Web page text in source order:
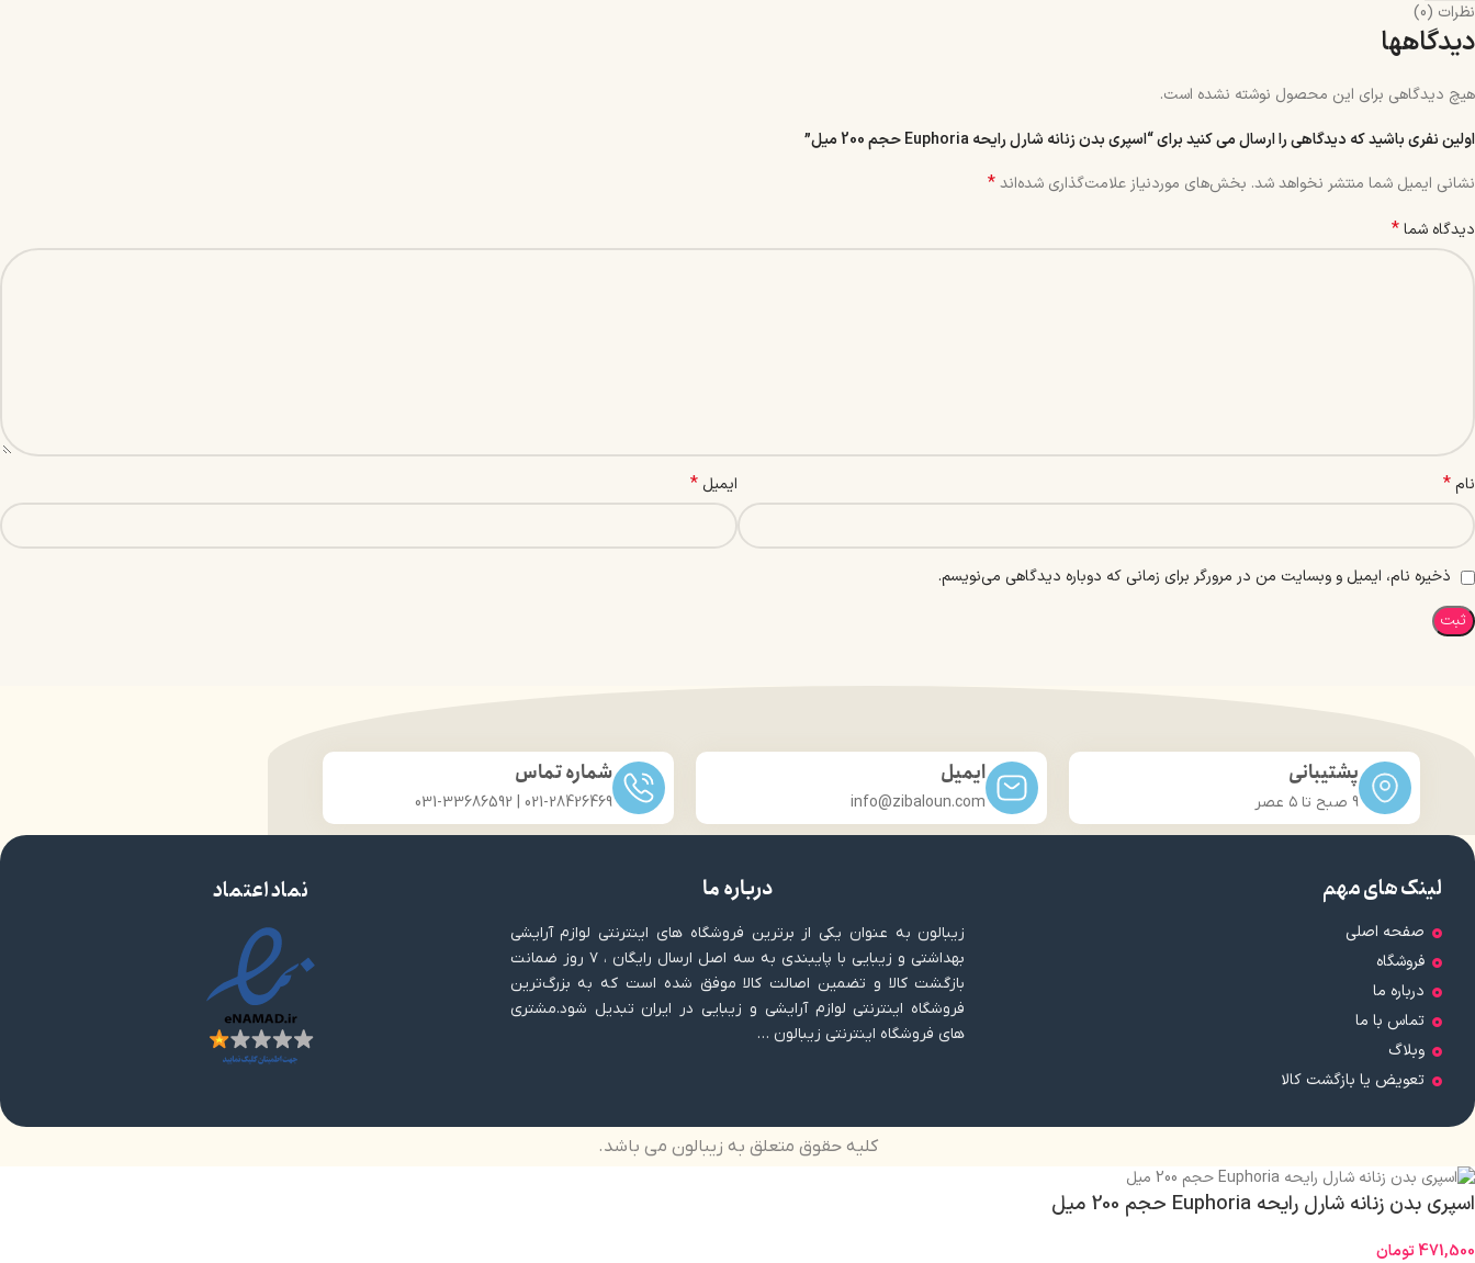
نظرات (0)
دیدگاهها
هیچ دیدگاهی برای این محصول نوشته نشده است.
اولین نفری باشید که دیدگاهی را ارسال می کنید برای “اسپری بدن زنانه شارل رایحه Euphoria حجم 200 میل”
نشانی ایمیل شما منتشر نخواهد شد. بخش‌های موردنیاز علامت‌گذاری شده‌اند*
دیدگاه شما*
نام* ایمیل *
ذخیره نام، ایمیل و وبسایت من در مرورگر برای زمانی که دوباره دیدگاهی می‌نویسم.
پشتیبانی
9 صبح تا ۵ عصر
ایمیل
info@zibaloun.com
شماره تماس
021-28426469 | 031-33686592
لینک های مهم
صفحه اصلی
فروشگاه
درباره ما
تماس با ما
وبلاگ
تعویض یا بازگشت کالا
درباره ما
زیبالون به عنوان یکی از برترین فروشگاه های اینترنتی لوازم آرایشی
بهداشتی و زیبایی با پایبندی به سه اصل ارسال رایگان ، ۷ روز ضمانت
بازگشت کالا و تضمین اصالت کالا موفق شده است که به بزرگ‌ترین
فروشگاه اینترنتی لوازم آرایشی و زیبایی در ایران تبدیل شود.مشتری
های فروشگاه اینترنتی زیبالون …
نماد اعتماد
کلیه حقوق متعلق به زیبالون می باشد.
اسپری بدن زنانه شارل رایحه Euphoria حجم 200 میل
471,500تومان